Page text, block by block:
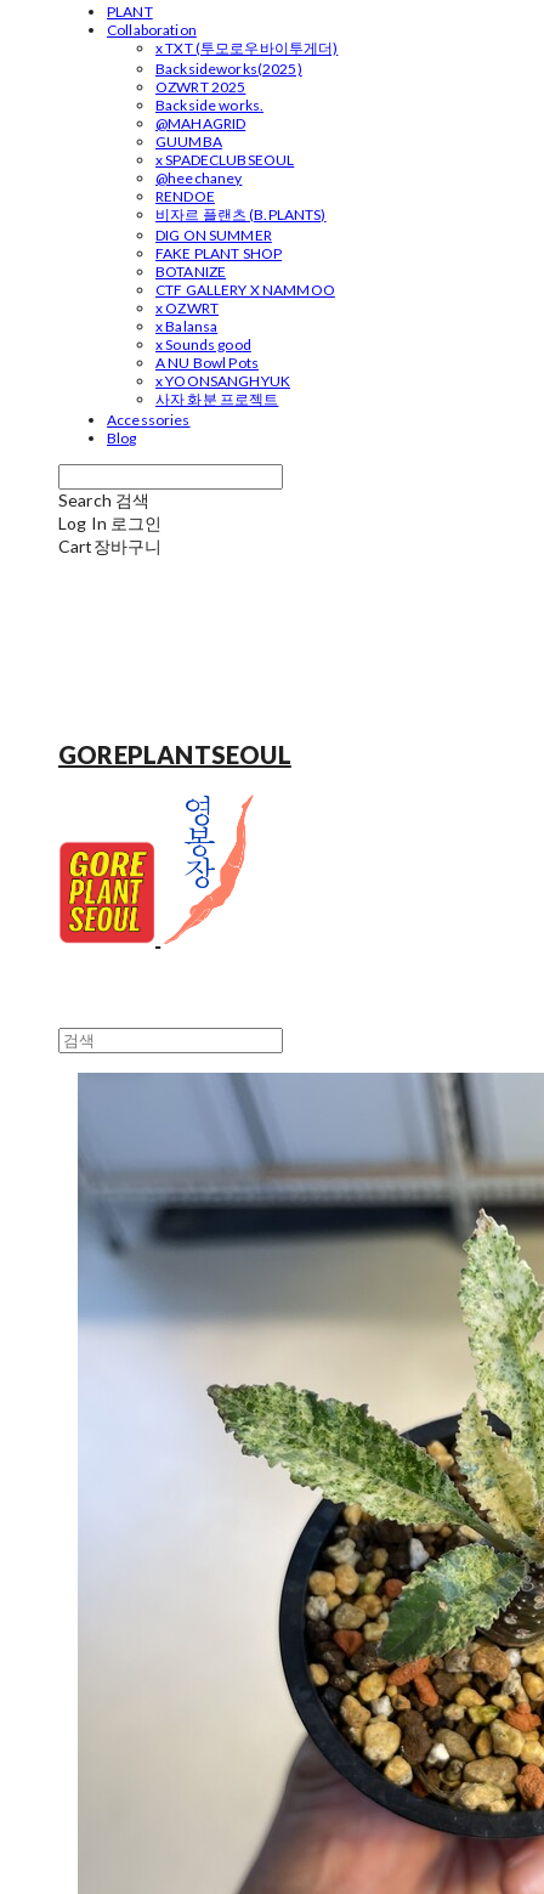
PLANT
Collaboration
x TXT (투모로우바이투게더)
Backsideworks(2025)
OZWRT 2025
Backside works.
@MAHAGRID
GUUMBA
x SPADECLUBSEOUL
@heechaney
RENDOE
비자르 플랜츠 (B.PLANTS)
DIG ON SUMMER
FAKE PLANT SHOP
BOTANIZE
CTF GALLERY X NAMMOO
x OZWRT
x Balansa
x Sounds good
A NU Bowl Pots
x YOONSANGHYUK
사자 화분 프로젝트
Accessories
Blog
Search 검색
Log In 로그인
Cart장바구니
GOREPLANTSEOUL